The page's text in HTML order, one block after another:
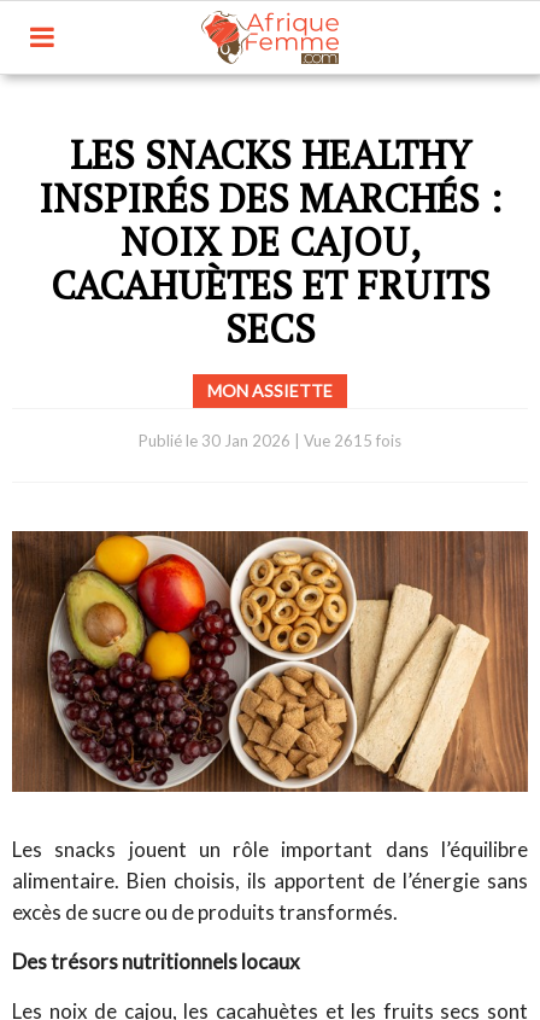
LES SNACKS HEALTHY
INSPIRÉS DES MARCHÉS :
NOIX DE CAJOU,
CACAHUÈTES ET FRUITS
SECS
MON ASSIETTE
Publié le 30 Jan 2026 Vue 2615 fois
Les snacks jouent un rôle important dans l’équilibre
alimentaire. Bien choisis, ils apportent de l’énergie sans
excès de sucre ou de produits transformés.
Des trésors nutritionnels locaux
Les noix de cajou, les cacahuètes et les fruits secs sont